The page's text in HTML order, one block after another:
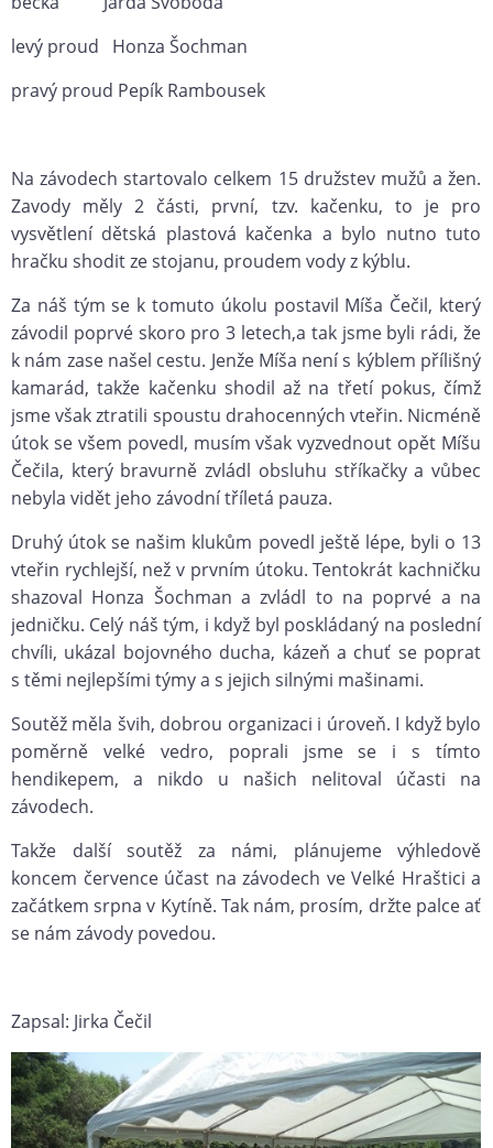
levý proud Honza Šochman
pravý proud Pepík Rambousek
Na závodech startovalo celkem 15 družstev mužů a žen.
Zavody měly 2 části, první, tzv. kačenku, to je pro
vysvětlení dětská plastová kačenka a bylo nutno tuto
hračku shodit ze stojanu, proudem vody z kýblu.
Za náš tým se k tomuto úkolu postavil Míša Čečil, který
závodil poprvé skoro pro 3 letech,a tak jsme byli rádi, že
k nám zase našel cestu. Jenže Míša není s kýblem přílišný
kamarád, takže kačenku shodil až na třetí pokus, čímž
jsme však ztratili spoustu drahocenných vteřin. Nicméně
útok se všem povedl, musím však vyzvednout opět Míšu
Čečila, který bravurně zvládl obsluhu stříkačky a vůbec
nebyla vidět jeho závodní tříletá pauza.
Druhý útok se našim klukům povedl ještě lépe, byli o 13
vteřin rychlejší, než v prvním útoku. Tentokrát kachničku
shazoval Honza Šochman a zvládl to na poprvé a na
jedničku. Celý náš tým, i když byl poskládaný na poslední
chvíli, ukázal bojovného ducha, kázeň a chuť se poprat
s těmi nejlepšími týmy a s jejich silnými mašinami.
Soutěž měla švih, dobrou organizaci i úroveň. I když bylo
poměrně velké vedro, poprali jsme se i s tímto
hendikepem, a nikdo u našich nelitoval účasti na
závodech.
Takže další soutěž za námi, plánujeme výhledově
koncem července účast na závodech ve Velké Hraštici a
začátkem srpna v Kytíně. Tak nám, prosím, držte palce ať
se nám závody povedou.
Zapsal: Jirka Čečil